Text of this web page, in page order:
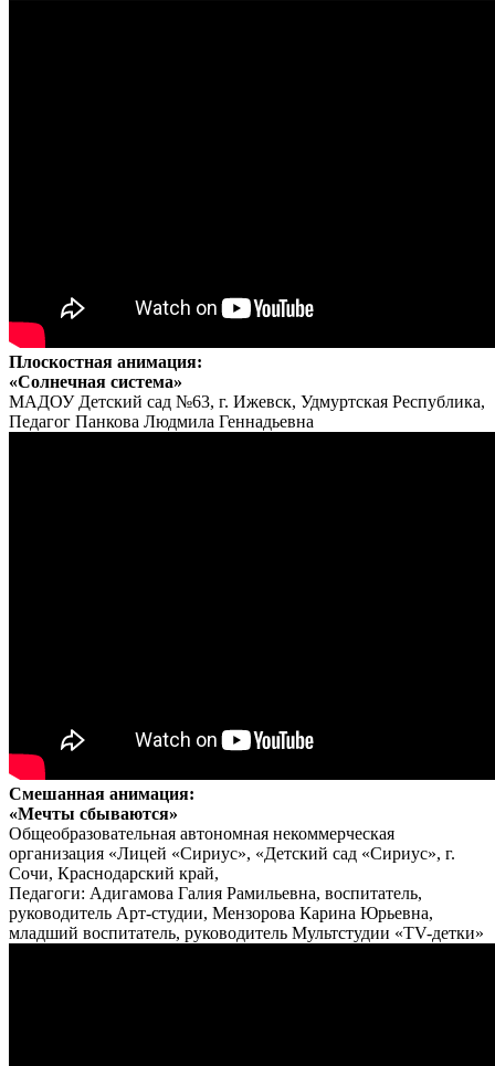
Плоскостная анимация:
«Солнечная система»
МАДОУ Детский сад №63, г. Ижевск, Удмуртская Республика,
Педагог Панкова Людмила Геннадьевна
Смешанная анимация:
«Мечты сбываются»
Общеобразовательная автономная некоммерческая
организация «Лицей «Сириус», «Детский сад «Сириус», г.
Сочи, Краснодарский край,
Педагоги: Адигамова Галия Рамильевна, воспитатель,
руководитель Арт-студии, Мензорова Карина Юрьевна,
младший воспитатель, руководитель Мультстудии «TV-детки»